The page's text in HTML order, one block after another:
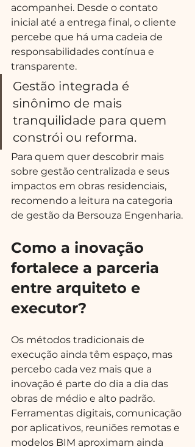
acompanhei. Desde o contato
inicial até a entrega final, o cliente
percebe que há uma cadeia de
responsabilidades contínua e
transparente.
Gestão integrada é
sinônimo de mais
tranquilidade para quem
constrói ou reforma.
Para quem quer descobrir mais
sobre gestão centralizada e seus
impactos em obras residenciais,
recomendo a leitura na categoria
de gestão da Bersouza Engenharia.
Como a inovação
fortalece a parceria
entre arquiteto e
executor?
Os métodos tradicionais de
execução ainda têm espaço, mas
percebo cada vez mais que a
inovação é parte do dia a dia das
obras de médio e alto padrão.
Ferramentas digitais, comunicação
por aplicativos, reuniões remotas e
modelos BIM aproximam ainda